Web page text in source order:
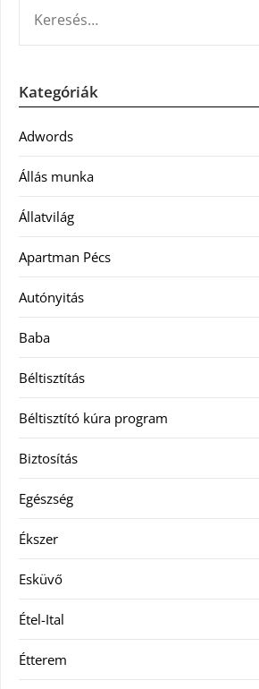
Kategóriák
Adwords
Állás munka
Állatvilág
Apartman Pécs
Autónyitás
Baba
Béltisztítás
Béltisztító kúra program
Biztosítás
Egészség
Ékszer
Esküvő
Étel-Ital
Étterem